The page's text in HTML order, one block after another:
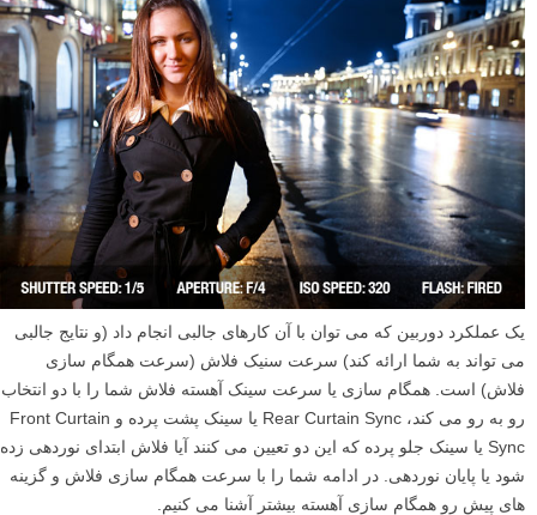
یک عملکرد دوربین که می توان با آن کارهای جالبی انجام داد (و نتایج جالبی
می تواند به شما ارائه کند) سرعت سنیک فلاش (سرعت همگام سازی
فلاش) است. همگام سازی یا سرعت سینک آهسته فلاش شما را با دو انتخاب
رو به رو می کند، Rear Curtain Sync یا سینک پشت پرده و Front Curtain
Sync یا سینک جلو پرده که این دو تعیین می کنند آیا فلاش ابتدای نوردهی زده
شود یا پایان نوردهی. در ادامه شما را با سرعت همگام سازی فلاش و گزینه
های پیش رو همگام سازی آهسته بیشتر آشنا می کنیم.